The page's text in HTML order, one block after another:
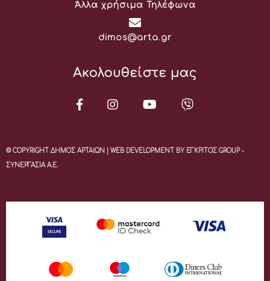
Άλλα χρήσιμα Τηλέφωνα
Email:
dimos@arta.gr
Ακολουθείστε μας
© COPYRIGHT ΔΗΜΟΣ ΑΡΤΑΙΩΝ | WEB DEVELOPMENT BY ΕΓΚΡΙΤΟΣ GROUP -
ΣΥΝΕΡΓΑΣΙΑ Α.Ε.